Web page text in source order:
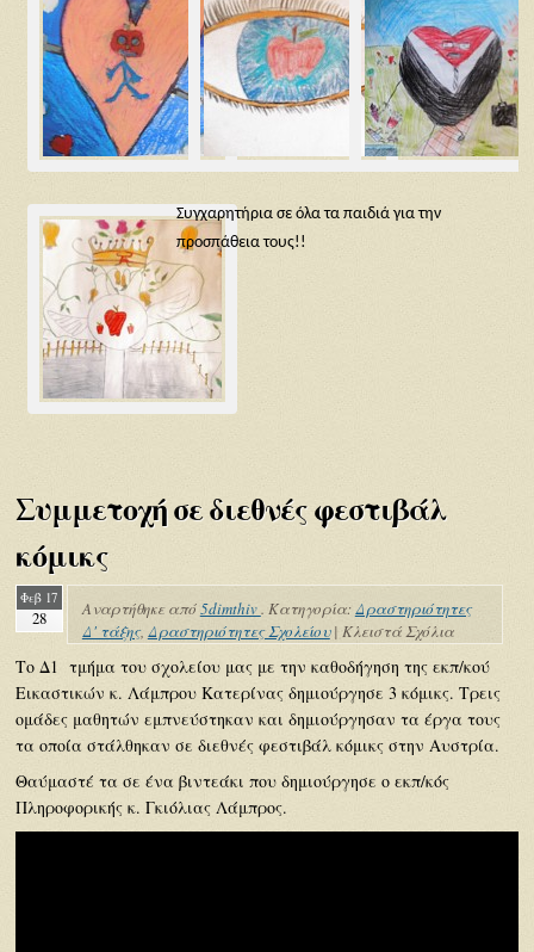
Συγχαρητήρια σε όλα τα παιδιά για την
προσπάθεια τους!!
Συμμετοχή σε διεθνές φεστιβάλ
κόμικς
Φεβ 17
28 Αναρτήθηκε από5dimthiv. Κατηγορία:Δραστηριότητες
Δ' τάξης, Δραστηριότητες Σχολείου| Κλειστά Σχόλια
Το Δ1 τμήμα του σχολείου μας με την καθοδήγηση της εκπ/κού
Εικαστικών κ. Λάμπρου Κατερίνας δημιούργησε 3 κόμικς. Τρεις
ομάδες μαθητών εμπνεύστηκαν και δημιούργησαν τα έργα τους
τα οποία στάλθηκαν σε διεθνές φεστιβάλ κόμικς στην Αυστρία.
Θαύμαστέ τα σε ένα βιντεάκι που δημιούργησε ο εκπ/κός
Πληροφορικής κ. Γκιόλιας Λάμπρος.